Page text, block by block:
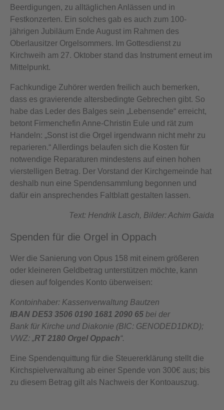
Beerdigungen, zu alltäglichen Anlässen und in
Festkonzerten. Ein solches gab es auch zum 100-
jährigen Jubiläum Ende August im Rahmen des
Oberlausitzer Orgelsommers. Im Gottesdienst zu
Kirchweih am 27. Oktober stand das Instrument erneut im
Mittelpunkt.
Fachkundige Zuhörer werden freilich auch bemerken,
dass es gravierende altersbedingte Gebrechen gibt. So
habe das Leder des Balges sein „Lebensende“ erreicht,
betont Firmenchefin Anne-Christin Eule und rät zum
Handeln: „Sonst ist die Orgel irgendwann nicht mehr zu
reparieren.“ Allerdings belaufen sich die Kosten für
notwendige Reparaturen mindestens auf einen hohen
vierstelligen Betrag. Der Vorstand der Kirchgemeinde hat
deshalb nun eine Spendensammlung begonnen und
dafür ein ansprechendes Faltblatt gestalten lassen.
Text: Hendrik Lasch, Bilder: Achim Gaida
Spenden für die Orgel in Oppach
Wer die Sanierung von Opus 158 mit einem größeren
oder kleineren Geldbetrag unterstützen möchte, kann
diesen auf folgendes Konto überweisen:
Kontoinhaber: Kassenverwaltung Bautzen
IBAN DE53 3506 0190 1681 2090 65 bei der
Bank für Kirche und Diakonie (BIC: GENODED1DKD);
VWZ: „RT 2180 Orgel Oppach“.
Eine Spendenquittung für die Steuererklärung stellt die
Kirchspielverwaltung ab einer Spende von 300€ aus; bis
zu diesem Betrag gilt als Nachweis der Kontoauszug.